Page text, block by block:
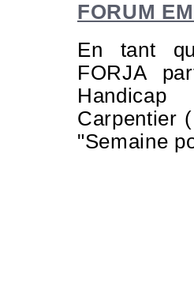
FORUM
En tant
FORJA
Carpentier
"Semaine